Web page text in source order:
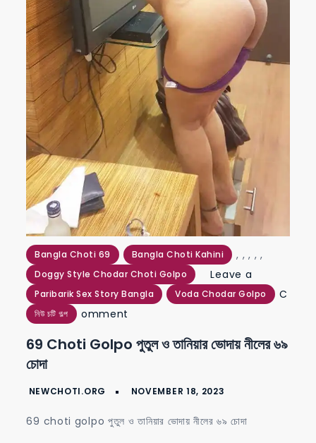
Bangla Choti 69 ,
Bangla Choti Kahini ,
Doggy Style Chodar Choti Golpo
,
Paribarik Sex Story Bangla
,
Voda Chodar Golpo
,
নিউ চটি গল্প
Leave a
C
omment
choti
পুতুল
69 Choti Golpo পুতুল ও তানিয়ার ভোদায় নীলের ৬৯
চোদা
69 choti golpo পুতুল ও তানিয়ার ভোদায় নীলের ৬৯ চোদা